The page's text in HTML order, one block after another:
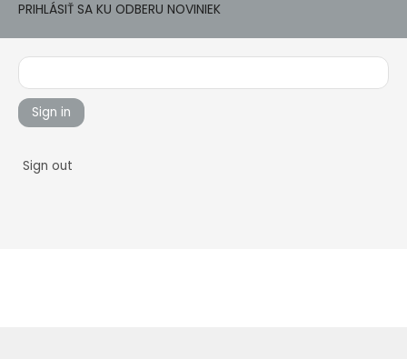
PRIHLÁSIŤ SA KU ODBERU NOVINIEK
Sign in
Sign out